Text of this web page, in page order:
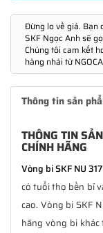
Đừng lo về giá. Bạn
SKF Ngọc Anh sẽ
Chúng tôi cam kết
hàng nhái từ
Thông tin sản
THÔNG TIN
CHÍNH HÃNG
Vòng bi SKF NU
có tuổi thọ bền bỉ
cao. Vòng bi SKF
hãng vòng bi